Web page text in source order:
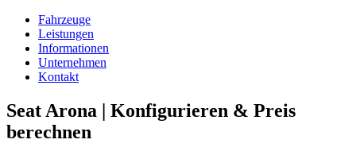
Fahrzeuge
Leistungen
Informationen
Unternehmen
Kontakt
Seat Arona | Konfigurieren & Preis
berechnen